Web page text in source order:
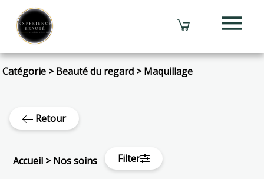
menu
Catégorie >Beauté du regard >Maquillage
Retour
Accueil >Nos soins Filter